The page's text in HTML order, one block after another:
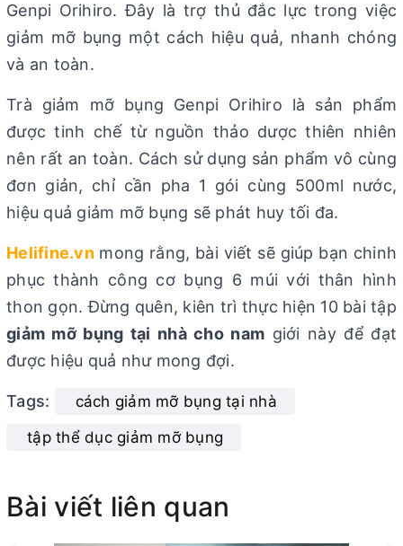
Genpi Orihiro. Đây là trợ thủ đắc lực trong việc
giảm mỡ bụng một cách hiệu quả, nhanh chóng
và an toàn.
Trà giảm mỡ bụng Genpi Orihiro là sản phẩm
được tinh chế từ nguồn thảo dược thiên nhiên
nên rất an toàn. Cách sử dụng sản phẩm vô cùng
đơn giản, chỉ cần pha 1 gói cùng 500ml nước,
hiệu quả giảm mỡ bụng sẽ phát huy tối đa.
Helifine.vnmong rằng, bài viết sẽ giúp bạn chinh
phục thành công cơ bụng 6 múi với thân hình
thon gọn. Đừng quên, kiên trì thực hiện 10 bài tập
giảm mỡ bụng tại nhà cho nam giới này để đạt
được hiệu quả như mong đợi.
Tags:
cách giảm mỡ bụng tại nhà
tập thể dục giảm mỡ bụng
Bài viết liên quan